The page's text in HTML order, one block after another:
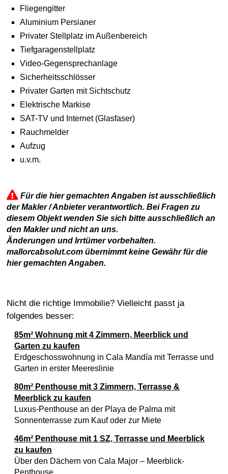
Fliegengitter
Aluminium Persianer
Privater Stellplatz im Außenbereich
Tiefgaragenstellplatz
Video-Gegensprechanlage
Sicherheitsschlösser
Privater Garten mit Sichtschutz
Elektrische Markise
SAT-TV und Internet (Glasfaser)
Rauchmelder
Aufzug
u.v.m.
Für die hier gemachten Angaben ist ausschließlich
der Makler / Anbieter verantwortlich. Bei Fragen zu
diesem Objekt wenden Sie sich bitte ausschließlich an
den Makler und nicht an uns.
Änderungen und Irrtümer vorbehalten.
mallorcabsolut.com übernimmt keine Gewähr für die
hier gemachten Angaben.
Nicht die richtige Immobilie? Vielleicht passt ja
folgendes besser:
85m² Wohnung mit 4 Zimmern, Meerblick und
Garten zu kaufen
Erdgeschosswohnung in Cala Mandía mit Terrasse und
Garten in erster Meereslinie
80m² Penthouse mit 3 Zimmern, Terrasse &
Meerblick zu kaufen
Luxus-Penthouse an der Playa de Palma mit
Sonnenterrasse zum Kauf oder zur Miete
46m² Penthouse mit 1 SZ, Terrasse und Meerblick
zu kaufen
Über den Dächern von Cala Major – Meerblick-
Penthouse